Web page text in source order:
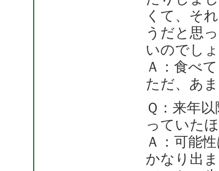
くて、そ
うだと思
いのでし
Ａ：食べ
ただ、あ
Ｑ：来年
っていた
Ａ：可能
かなり出